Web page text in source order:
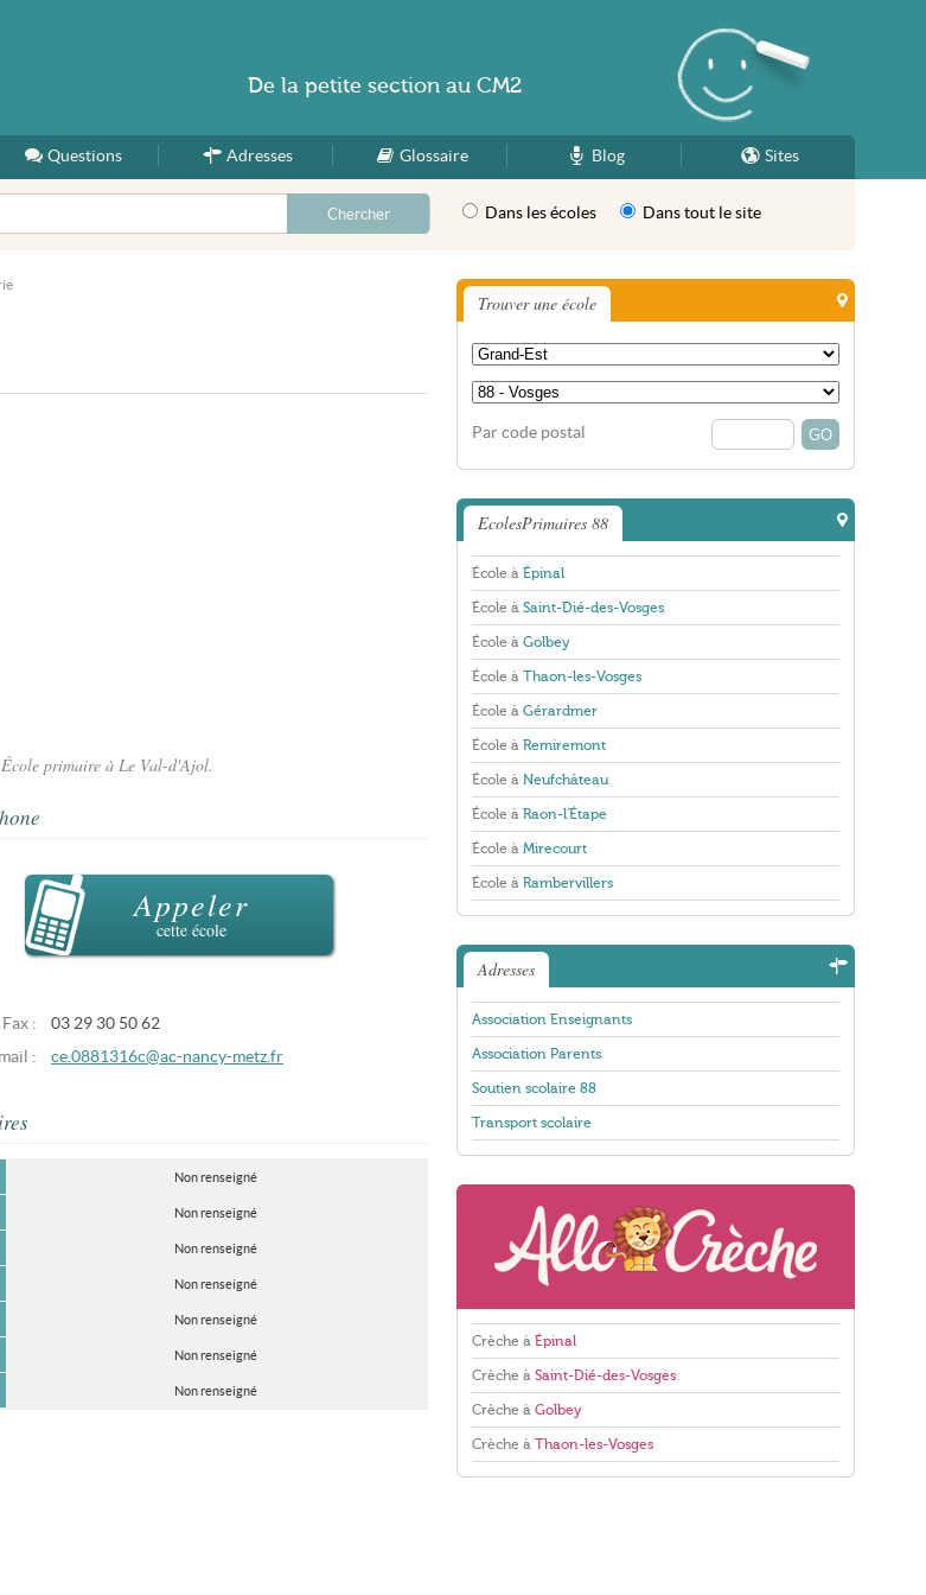
AccueilQuestions Adresses Glossaire Blog Sites
Dans les écoles Dans tout le site
primaire à Le Val-d'Ajol.
Appeler
cette école
Fax :
03 29 30 50 62
:
ce.0881316c@ac-nancy-metz.fr
Non renseigné
Non renseigné
Non renseigné
Non renseigné
Non renseigné
Non renseigné
Non renseigné
Trouver une école
Par code postal
EcolesPrimaires 88
École à Épinal
École à Saint-Dié-des-Vosges
École à Golbey
École à Thaon-les-Vosges
École à Gérardmer
École à Remiremont
École à Neufchâteau
École à Raon-l'Étape
École à Mirecourt
École à Rambervillers
Adresses
Association Enseignants
Association Parents
Soutien scolaire 88
Transport scolaire
Crèche à Épinal
Crèche à Saint-Dié-des-Vosges
Crèche à Golbey
Crèche à Thaon-les-Vosges
De la petite section au CM2